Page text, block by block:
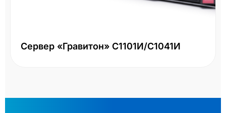
Сервер «Гравитон» С1101И/С1041И